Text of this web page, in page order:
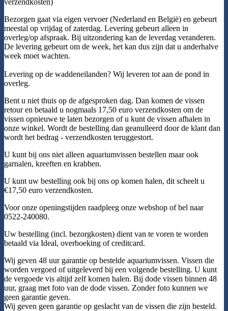
Bezorgen gaat via eigen vervoer (Nederland en België) en gebeurt
meestal op vrijdag of zaterdag. Levering gebeurt alleen in
overleg/op afspraak. Bij uitzondering kan de leverdag veranderen.
De levering gebeurt om de week, het kan dus zijn dat u anderhalve
week moet wachten.
Levering op de waddeneilanden? Wij leveren tot aan de pond in
overleg.
Bent u niet thuis op de afgesproken dag. Dan komen de vissen
retour en betaald u nogmaals 17,50 euro verzendkosten om de
vissen opnieuwe te laten bezorgen of u kunt de vissen afhalen in
onze winkel. Wordt de bestelling dan geanulleerd door de klant dan
wordt het bedrag - verzendkosten teruggestort.
U kunt bij ons niet alleen aquariumvissen bestellen maar ook
garnalen, kreeften en krabben.
U kunt uw bestelling ook bij ons op komen halen, dit scheelt u
€17,50 euro verzendkosten.
Voor onze openingstijden raadpleeg onze webshop of bel naar
0522-240080.
Uw bestelling (incl. bezorgkosten) dient van te voren te worden
betaald via Ideal, overboeking of creditcard.
Wij geven 48 uur garantie op bestelde aquariumvissen. Vissen die
worden vergoed of uitgeleverd bij een volgende bestelling. U kunt
de vergoede vis altijd zelf komen halen. Bij dode vissen binnen 48
uur, graag met foto van de dode vissen. Zonder foto kunnen we
geen garantie geven.
Wij geven geen garantie op geslacht van de vissen die zijn besteld.